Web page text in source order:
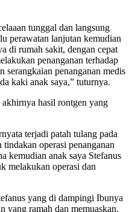
tunggal dan langsung
perawatan lanjutan kemudian
di rumah sakit, dengan cepat
penanganan terhadap
serangkaian penanganan medis
kaki anak saya,” tuturnya.
hasil rontgen yang
terjadi patah tulang pada
operasi penanganan
kemudian anak saya Stefanus
melakukan operasi dan
yang di dampingi Ibunya
yang ramah dan memuaskan.